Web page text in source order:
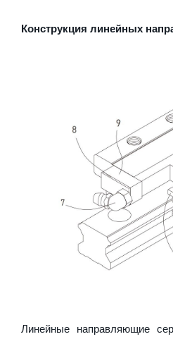
Конструкция линейных
Линейные направляющие